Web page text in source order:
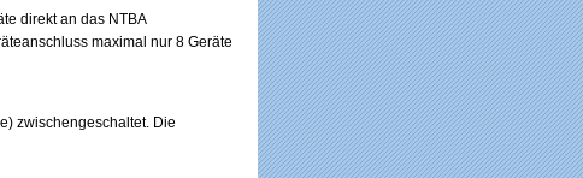
direkt an das NTBA
maximal nur 8 Geräte
zwischengeschaltet. Die